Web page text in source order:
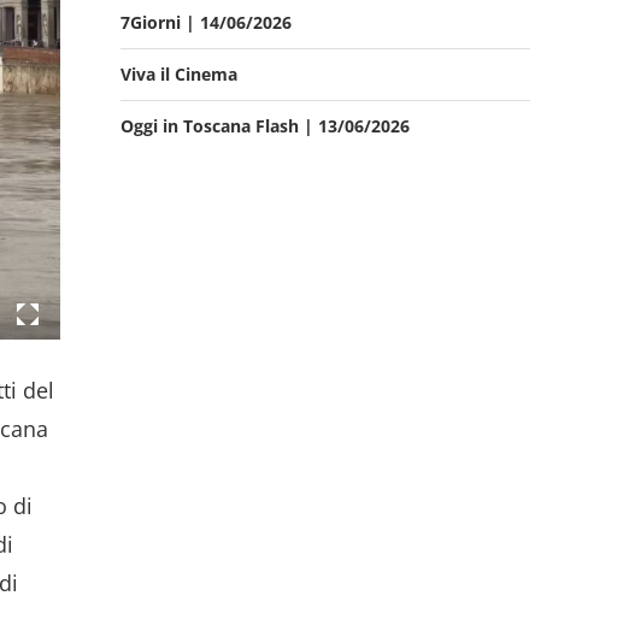
del
di
7Giorni | 14/06/2026
Viva il Cinema
Oggi in Toscana Flash | 13/06/2026